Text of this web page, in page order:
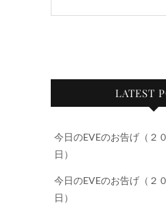
LATEST
今日のEVEのお告げ（２
日）
今日のEVEのお告げ（２
日）